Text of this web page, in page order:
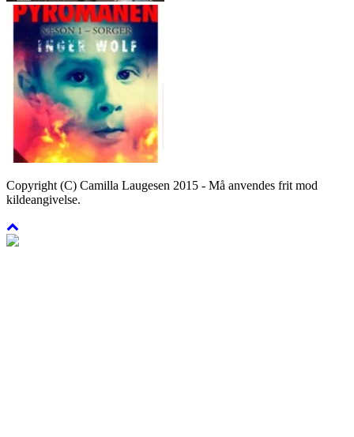
Copyright (C) Camilla Laugesen 2015 - Må anvendes frit mod
kildeangivelse.